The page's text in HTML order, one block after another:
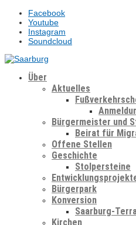
Facebook
Youtube
Instagram
Soundcloud
Über
Aktuelles
Bürgermeister und
Beirat für
Offene Stellen
Geschichte
Stolpersteine
Bürgerpark
Konversion
Saarburg-
Kirchen